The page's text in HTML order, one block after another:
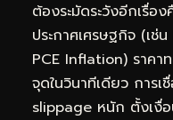
ต้องระมัดระวังอีกเรื่
ประกาศเศรษฐกิจ (เ
PCE Inflation) ราคา
จุดในวินาทีเดียว การ
slippage หนัก ตั้งเงื่อ